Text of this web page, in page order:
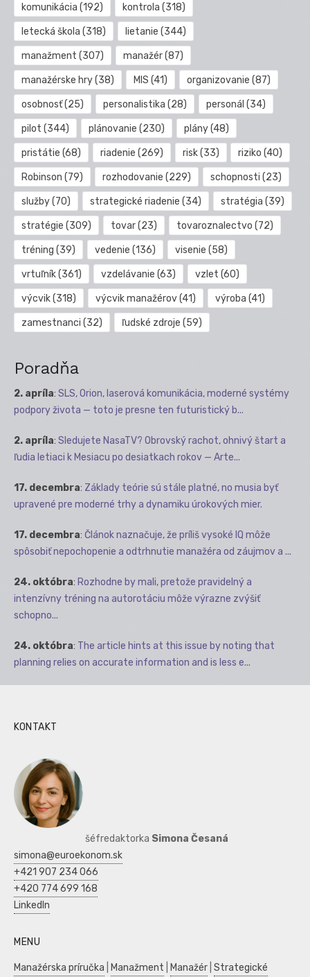
komunikácia (192) kontrola (318)
letecká škola (318) lietanie (344)
manažment (307) manažér(87)
manažérske hry(38) MIS (41) organizovanie (87)
osobnosť(25) personalistika (28) personál (34)
pilot (344) plánovanie (230) plány(48)
pristátie (68) riadenie (269) risk(33) riziko (40)
Robinson (79) rozhodovanie (229) schopnosti (23)
služby(70) strategické riadenie (34) stratégia (39)
stratégie (309) tovar(23) tovaroznalectvo (72)
tréning (39) vedenie (136) visenie (58)
vrtuľník(361) vzdelávanie (63) vzlet (60)
výcvik(318) výcvik manažérov(41) výroba (41)
zamestnanci (32) ľudské zdroje (59)
Poradňa
2. apríla: SLS, Orion, laserová komunikácia, moderné systémy
podpory života — toto je presne ten futuristický b...
2. apríla: Sledujete NasaTV? Obrovský rachot, ohnivý štart a
ľudia letiaci k Mesiacu po desiatkach rokov — Arte...
17. decembra: Základy teórie sú stále platné, no musia byť
upravené pre moderné trhy a dynamiku úrokových mier.
17. decembra: Článok naznačuje, že príliš vysoké IQ môže
spôsobiť nepochopenie a odtrhnutie manažéra od záujmov a ...
24. októbra: Rozhodne by mali, pretože pravidelný a
intenzívny tréning na autorotáciu môže výrazne zvýšiť
schopno...
24. októbra: The article hints at this issue by noting that
planning relies on accurate information and is less e...
KONTAKT
šéfredaktorka Simona Česaná
simona@euroekonom.sk
+421 907 234 066
+420 774 699 168
LinkedIn
MENU
Manažérska príručka Manažment Manažér Strategické